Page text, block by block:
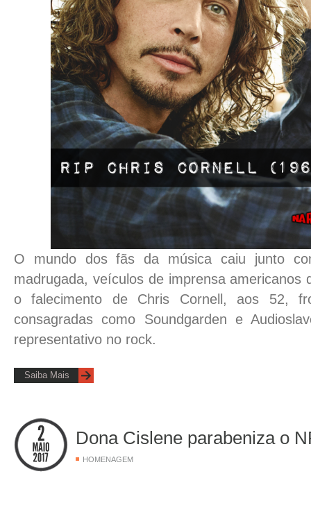
O mundo dos fãs da música caiu junto
madrugada, veículos de imprensa americanos
o falecimento de Chris Cornell, aos 52,
consagradas como Soundgarden e
representativo no rock.
Saiba Mais
Dona Cislene parabeniza o
HOMENAGEM